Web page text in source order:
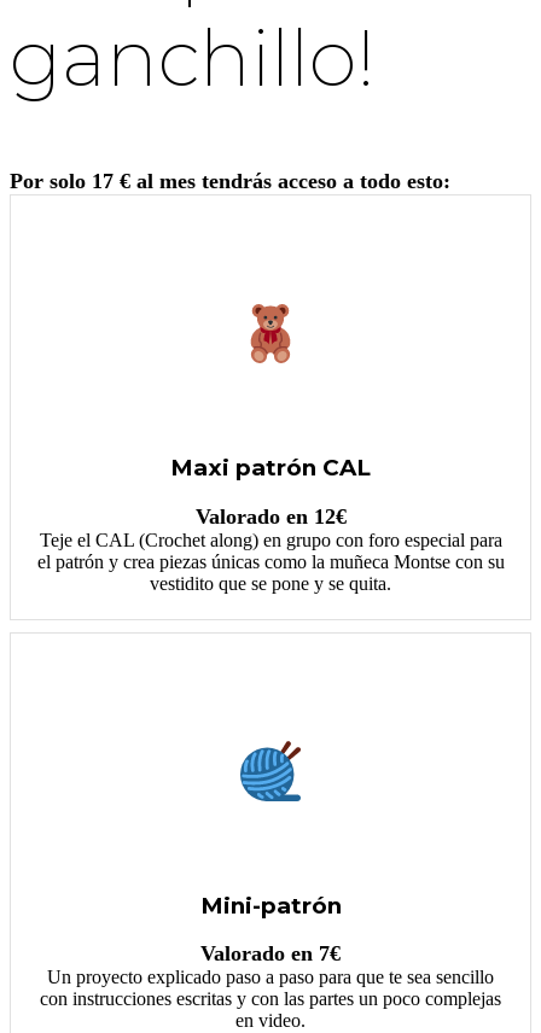
ganchillo!
Por solo 17 € al mes tendrás acceso a todo esto:
Maxi patrón CAL
Valorado en 12€
Teje el CAL (Crochet along) en grupo con foro especial para
el patrón y crea piezas únicas como la muñeca Montse con su
vestidito que se pone y se quita.
Mini-patrón
Valorado en 7€
Un proyecto explicado paso a paso para que te sea sencillo
con instrucciones escritas y con las partes un poco complejas
en video.